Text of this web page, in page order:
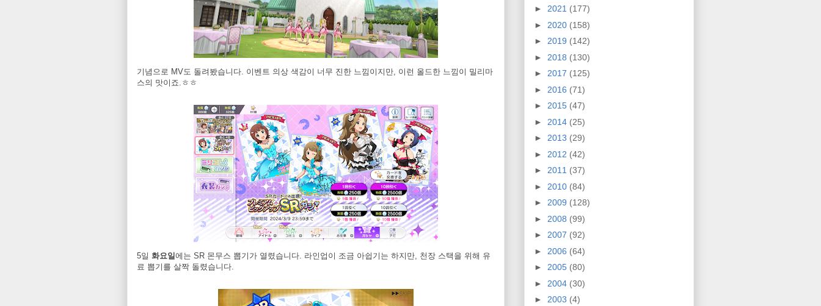
기념으로 MV도 돌려봤습니다. 이벤트 의상 색감이 너무 진한 느낌이지만, 이런 올드한 느낌이 밀리마
스의 맛이죠.ㅎㅎ
5일 화요일에는 SR 몬무스 뽑기가 열렸습니다. 라인업이 조금 아쉽기는 하지만, 천장 스택을 위해 유
료 뽑기를 살짝 돌렸습니다.
► 2021 (177)
► 2020 (158)
► 2019 (142)
► 2018 (130)
► 2017 (125)
► 2016 (71)
► 2015 (47)
► 2014 (25)
► 2013 (29)
► 2012 (42)
► 2011 (37)
► 2010 (84)
► 2009 (128)
► 2008 (99)
► 2007 (92)
► 2006 (64)
► 2005 (80)
► 2004 (30)
► 2003 (4)